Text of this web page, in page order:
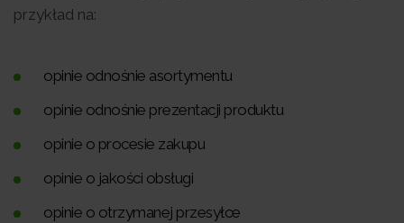
przykład na:
opinie odnośnie asortymentu
opinie odnośnie prezentacji produktu
opinie o procesie zakupu
opinie o jakości obsługi
opinie o otrzymanej przesyłce